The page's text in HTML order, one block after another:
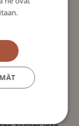
två
räcka. Efter
vilket
– en
läkare, men
kraftigt. Ca 10